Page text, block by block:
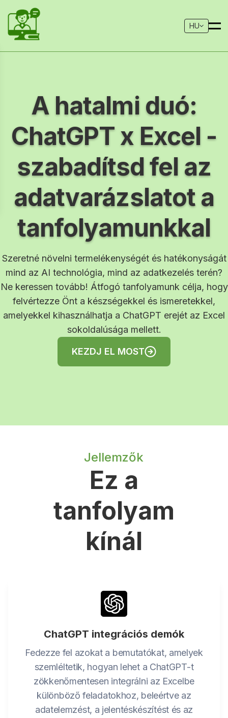
HU
A hatalmi duó:
ChatGPT x Excel -
szabadítsd fel az
adatvarázslatot a
tanfolyamunkkal
Szeretné növelni termelékenységét és hatékonyságát
mind az AI technológia, mind az adatkezelés terén?
Ne keressen tovább! Átfogó tanfolyamunk célja, hogy
felvértezze Önt a készségekkel és ismeretekkel,
amelyekkel kihasználhatja a ChatGPT erejét az Excel
sokoldalúsága mellett.
KEZDJ EL MOST
Jellemzők
Ez a
tanfolyam
kínál
ChatGPT integrációs demók
Fedezze fel azokat a bemutatókat, amelyek
szemléltetik, hogyan lehet a ChatGPT-t
zökkenőmentesen integrálni az Excelbe
különböző feladatokhoz, beleértve az
adatelemzést, a jelentéskészítést és az